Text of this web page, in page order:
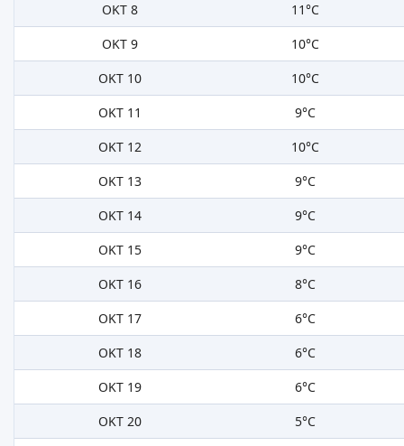
OKT 8
11°C
OKT 9
10°C
OKT 10
10°C
OKT 11
9°C
OKT 12
10°C
OKT 13
9°C
OKT 14
9°C
OKT 15
9°C
OKT 16
8°C
OKT 17
6°C
OKT 18
6°C
OKT 19
6°C
OKT 20
5°C